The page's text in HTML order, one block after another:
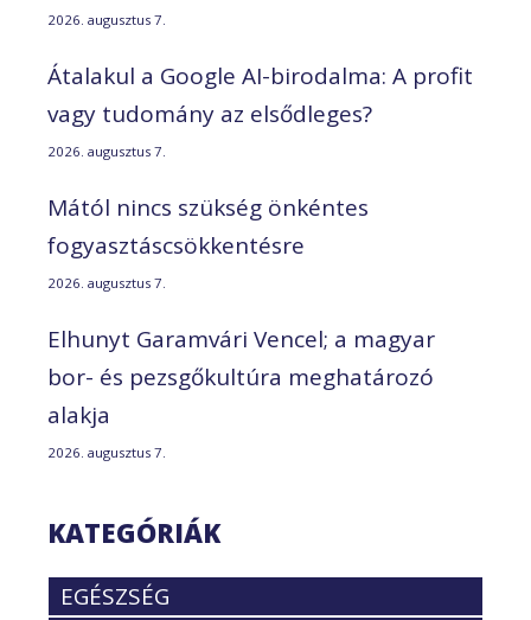
2026. augusztus 7.
Átalakul a Google AI-birodalma: A profit
vagy tudomány az elsődleges?
2026. augusztus 7.
Mától nincs szükség önkéntes
fogyasztáscsökkentésre
2026. augusztus 7.
Elhunyt Garamvári Vencel; a magyar
bor- és pezsgőkultúra meghatározó
alakja
2026. augusztus 7.
KATEGÓRIÁK
EGÉSZSÉG